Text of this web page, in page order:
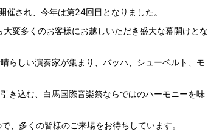
され、今年は第24回目となりました。
変多くのお客様にお越しいただき盛大な幕開けとな
らしい演奏家が集まり、バッハ、シューベルト、モ
き込む、白馬国際音楽祭ならではのハーモニーを味
、多くの皆様のご来場をお待ちしています。